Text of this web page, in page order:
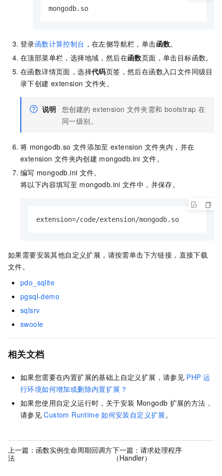
mongodb.so
登录函数计算控制台 ，在左侧导航栏，单击函数。
在顶部菜单栏，选择地域，然后在函数页面，单击目标函数。
在函数详情页面，选择代码页签，然后在函数入口文件同级目
录下创建 extension 文件夹。
说明 您创建的 extension 文件夹需和 bootstrap 在
同一级别。
将 mongodb.so 文件添加至 extension 文件夹内，并在
extension 文件夹内创建 mongodb.ini 文件。
编写 mongodb.ini 文件。
将以下内容填写至 mongodb.ini 文件中，并保存。
extension=/code/extension/mongodb.so
如果需要安装其他自定义扩展，请按需单击下方链接，直接下载
文件。
pdo_sqlite
pgsql-demo
sqlsrv
swoole
相关文档
如果您需要在内置扩展的基础上自定义扩展，请参见 PHP 运
行环境如何增加或删除内置扩展？
如果您使用自定义运行时，关于安装 Mongodb 扩展的方法，
请参见 Custom Runtime 如何安装自定义扩展。
上一篇： 函数实例生命周期回调方
法
下一篇： 请求处理程序
（Handler）